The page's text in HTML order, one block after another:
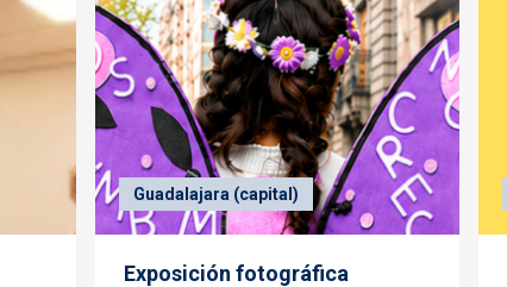
Guadalajara (capital)
Exposición fotográfica